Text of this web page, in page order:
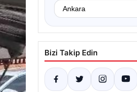
Bizi Takip Edin